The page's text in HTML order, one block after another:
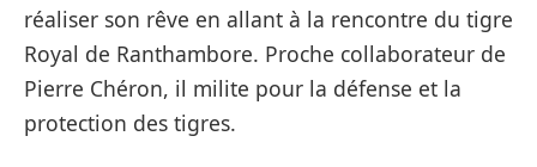
réaliser son rêve en allant à la rencontre du tigre
Royal de Ranthambore. Proche collaborateur de
Pierre Chéron, il milite pour la défense et la
protection des tigres.